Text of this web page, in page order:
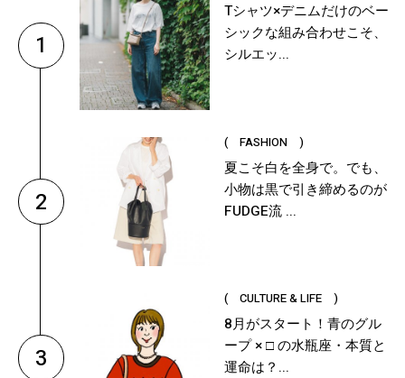
1
Tシャツ×デニムだけのベー
シックな組み合わせこそ、
シルエッ...
2
( FASHION )
夏こそ白を全身で。でも、
小物は黒で引き締めるのが
FUDGE流 ...
3
( CULTURE & LIFE )
8月がスタート！青のグル
ープ × □ の水瓶座・本質と
運命は？...